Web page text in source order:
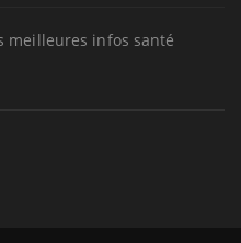
meilleures infos santé